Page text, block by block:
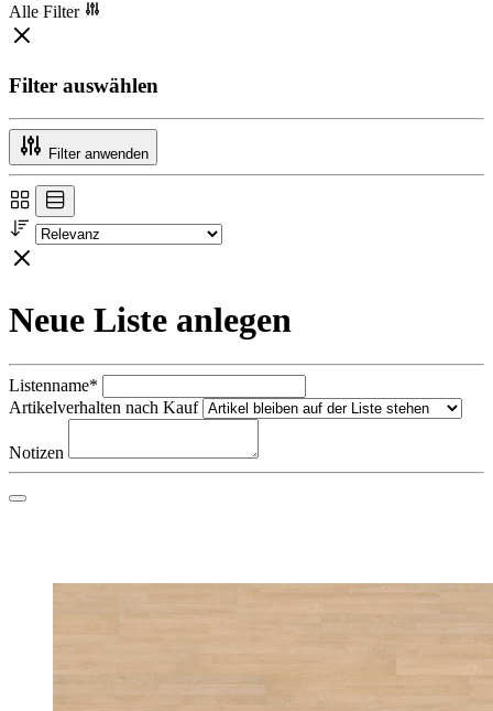
Alle Filter
Filter auswählen
Filter anwenden
Neue Liste anlegen
Listenname*
Artikelverhalten nach Kauf
Notizen